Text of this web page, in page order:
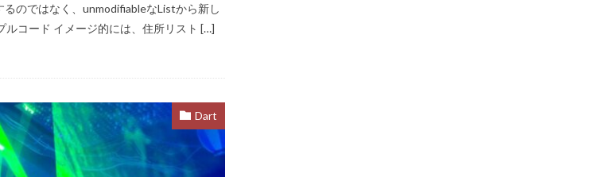
のではなく、unmodifiableなListから新し
コード イメージ的には、住所リスト […]
Dart